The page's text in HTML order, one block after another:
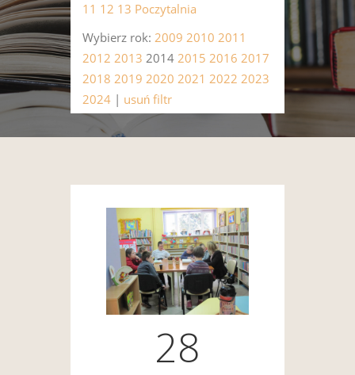
11 12 13 Poczytalnia
Wybierz rok: 2009 2010 2011
2012 2013 2014 2015 2016 2017
2018 2019 2020 2021 2022 2023
2024 | usuń filtr
28